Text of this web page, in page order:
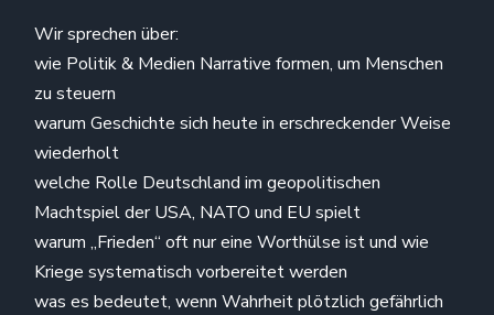
Wir sprechen über:
wie Politik & Medien Narrative formen, um Menschen
zu steuern
warum Geschichte sich heute in erschreckender Weise
wiederholt
welche Rolle Deutschland im geopolitischen
Machtspiel der USA, NATO und EU spielt
warum „Frieden“ oft nur eine Worthülse ist und wie
Kriege systematisch vorbereitet werden
was es bedeutet, wenn Wahrheit plötzlich gefährlich